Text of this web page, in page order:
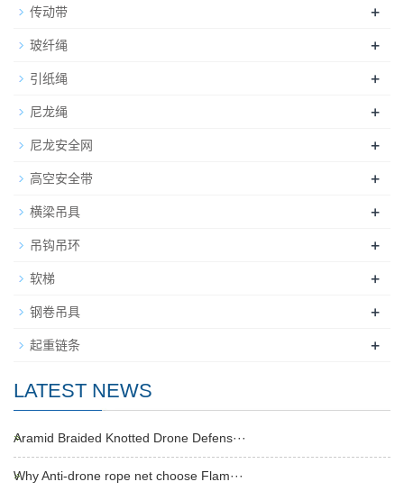
传动带 +
玻纤绳 +
引纸绳 +
尼龙绳 +
尼龙安全网 +
高空安全带 +
横梁吊具 +
吊钩吊环 +
软梯 +
钢卷吊具 +
起重链条 +
LATEST NEWS
Aramid Braided Knotted Drone Defens···
Why Anti-drone rope net choose Flam···